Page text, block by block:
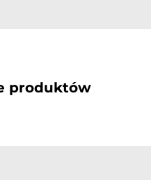
produktów